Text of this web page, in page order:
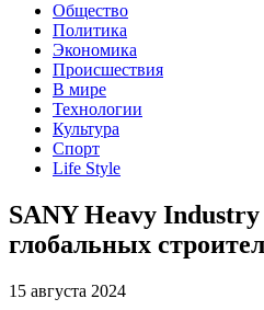
Общество
Политика
Экономика
Происшествия
В мире
Технологии
Культура
Спорт
Life Style
SANY Heavy
глобальных
15 августа 2024